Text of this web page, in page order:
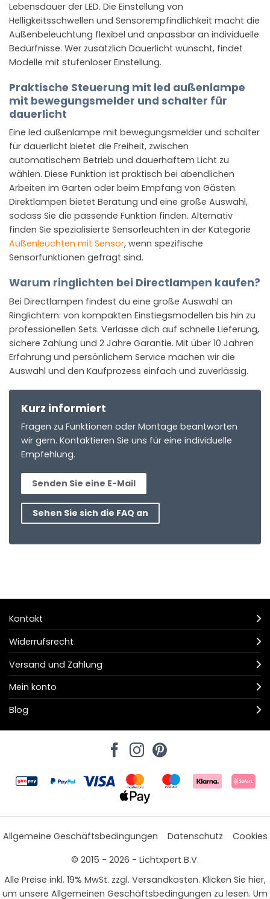
Lebensdauer der LED. Die Einstellung von
Helligkeitsschwellen und Sensorempfindlichkeit macht die
Außenbeleuchtung flexibel und anpassbar an individuelle
Bedürfnisse. Wer zusätzlich Dauerlicht wünscht, findet
Modelle mit stufenloser Einstellung.
Praktische Steuerung mit led außenlampe
mit bewegungsmelder und schalter für
dauerlicht
Eine led außenlampe mit bewegungsmelder und schalter
für dauerlicht bietet die Freiheit, zwischen
automatischem Betrieb und dauerhaftem Licht zu
wählen. Diese Funktion ist praktisch bei abendlichen
Arbeiten im Garten oder beim Empfang von Gästen.
Direktlampen bietet Beratung und eine große Auswahl,
sodass Sie die passende Funktion finden. Alternativ
finden Sie spezialisierte Sensorleuchten in der Kategorie
Außenleuchten mit Sensor, wenn spezifische
Sensorfunktionen gefragt sind.
Warum ringlichten bei Directlampen kaufen?
Bei Directlampen findest du eine große Auswahl an
Ringlichtern: von kompakten Einstiegsmodellen bis hin zu
professionellen Sets. Verlasse dich auf schnelle Lieferung,
sichere Zahlung und 2 Jahre Garantie. Mit über 10 Jahren
Erfahrung und persönlichem Service machen wir die
Auswahl und den Kaufprozess einfach und zuverlässig.
Kurz informiert
Fragen zu Funktionen oder Montage beantworten
wir gern. Kontaktieren Sie uns für eine individuelle
Empfehlung.
Senden Sie eine E-Mail
Sehen Sie sich die FAQ an
Kontakt
Widerrufsrecht
Versand und Zahlung
Mein konto
Blog
Allgemeine Geschäftsbedingungen Datenschutz
Cookies
© 2015 - 2026 - Lichtxpert B.V.
Alle Preise inkl. 19% MwSt. zzgl. Versandkosten. Klicken Sie hier,
um unsere Allgemeinen Geschäftsbedingungen zu lesen. Um